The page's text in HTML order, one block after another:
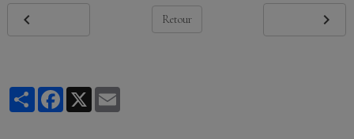
Retour
PartagerFacebook
X